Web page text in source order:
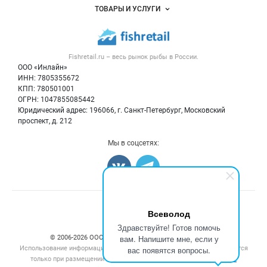
Всеволод
Здравствуйте! Готов помочь
вам. Напишите мне, если у
вас появятся вопросы.
Fishretail.ru – весь рынок рыбы в России.
ООО «Инлайн»
ИНН: 7805355672
КПП: 780501001
ОГРН: 1047855085442
Юридический адрес: 196066, г. Санкт-Петербург, Московский
проспект, д. 212
Размещение рекламы
Публичная оферта
Контактная информация
Политика обработки персональных данных
Объявления
Новости рынка
Блог
ТОВАРЫ И УСЛУГИ
Рыба
Икра
Мы в соцсетях:
Счетчики, авторское право, логотипы
© 2006‑2026 ООО “Инлайн”. 12+ Все права защищены.
Использование информации, размещенной на данном сайте, допускается
только при размещении активной гиперссылки на сайт
fishretail.ru